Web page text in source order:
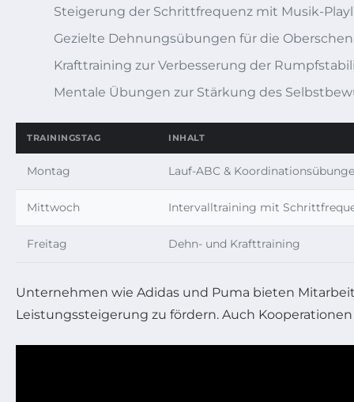
Steigerung der Schrittfrequenz mit Musik-
Gezielte Dehnungsübungen für die
Krafttraining zur Verbesserung der
Mentale Übungen zur Stärkung des
TRAININGSTAG INHALT
Montag Lauf-ABC &
Mittwoch Intervalltraining mit
Freitag Dehn- und Krafttraining
Unternehmen wie Adidas und Puma bieten
Leistungssteigerung zu fördern. Auch